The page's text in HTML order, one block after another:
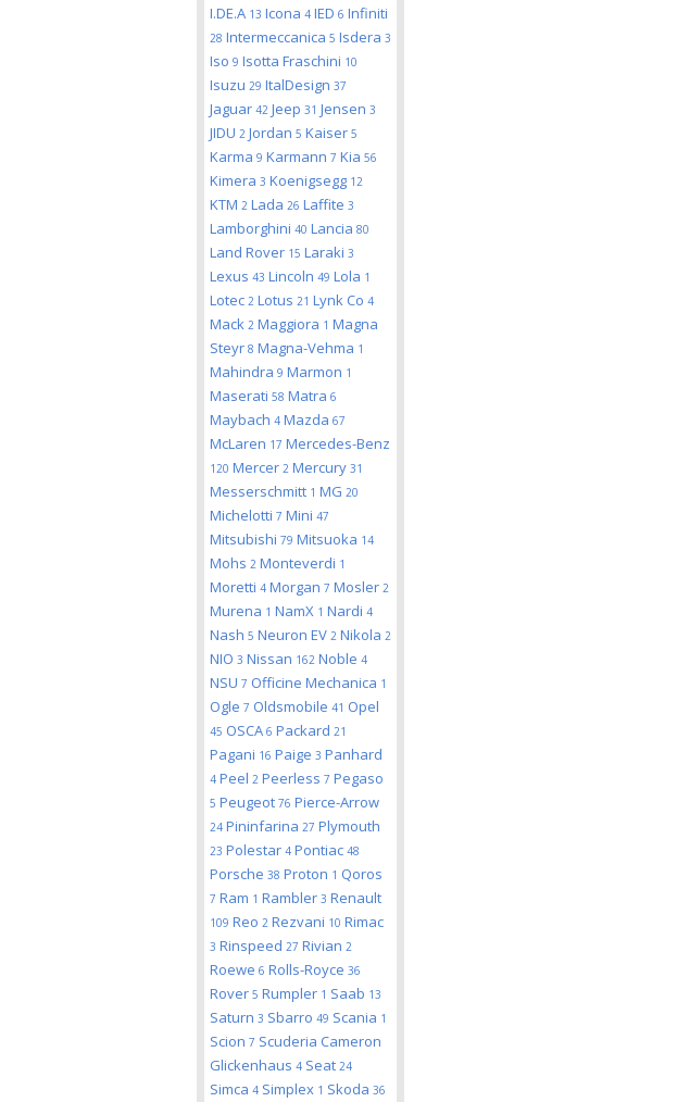
I.DE.A 13 Icona 4 IED 6 Infiniti
28 Intermeccanica 5 Isdera 3
Iso 9 Isotta Fraschini 10
Isuzu 29 ItalDesign 37
Jaguar 42 Jeep 31 Jensen 3
JIDU 2 Jordan 5 Kaiser 5
Karma 9 Karmann 7 Kia 56
Kimera 3 Koenigsegg 12
KTM 2 Lada 26 Laffite 3
Lamborghini 40 Lancia 80
Land Rover 15 Laraki 3
Lexus 43 Lincoln 49 Lola 1
Lotec 2 Lotus 21 Lynk Co 4
Mack 2 Maggiora 1 Magna
Steyr 8 Magna-Vehma 1
Mahindra 9 Marmon 1
Maserati 58 Matra 6
Maybach 4 Mazda 67
McLaren 17 Mercedes-Benz
120 Mercer 2 Mercury 31
Messerschmitt 1 MG 20
Michelotti 7 Mini 47
Mitsubishi 79 Mitsuoka 14
Mohs 2 Monteverdi 1
Moretti 4 Morgan 7 Mosler 2
Murena 1 NamX 1 Nardi 4
Nash 5 Neuron EV 2 Nikola 2
NIO 3 Nissan 162 Noble 4
NSU 7 Officine Mechanica 1
Ogle 7 Oldsmobile 41 Opel
45 OSCA 6 Packard 21
Pagani 16 Paige 3 Panhard
4 Peel 2 Peerless 7 Pegaso
5 Peugeot 76 Pierce-Arrow
24 Pininfarina 27 Plymouth
23 Polestar 4 Pontiac 48
Porsche 38 Proton 1 Qoros
7 Ram 1 Rambler 3 Renault
109 Reo 2 Rezvani 10 Rimac
3 Rinspeed 27 Rivian 2
Roewe 6 Rolls-Royce 36
Rover 5 Rumpler 1 Saab 13
Saturn 3 Sbarro 49 Scania 1
Scion 7 Scuderia Cameron
Glickenhaus 4 Seat 24
Simca 4 Simplex 1 Skoda 36